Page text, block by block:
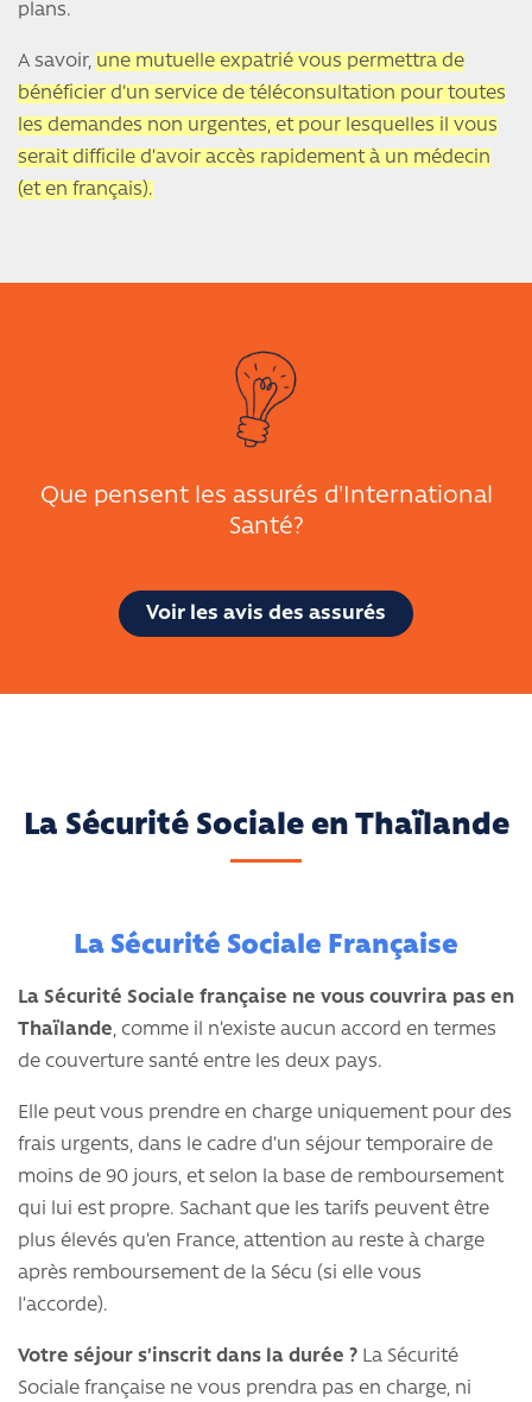
plans.
A savoir, une mutuelle expatrié vous permettra de
bénéficier d’un service de téléconsultation pour toutes
les demandes non urgentes, et pour lesquelles il vous
serait difficile d’avoir accès rapidement à un médecin
(et en français).
Que pensent les assurés d'International
Santé?
Voir les avis des assurés
La Sécurité Sociale en Thaïlande
La Sécurité Sociale Française
La Sécurité Sociale française ne vous couvrira pas en
Thaïlande, comme il n’existe aucun accord en termes
de couverture santé entre les deux pays.
Elle peut vous prendre en charge uniquement pour des
frais urgents, dans le cadre d’un séjour temporaire de
moins de 90 jours, et selon la base de remboursement
qui lui est propre. Sachant que les tarifs peuvent être
plus élevés qu’en France, attention au reste à charge
après remboursement de la Sécu (si elle vous
l’accorde).
Votre séjour s’inscrit dans la durée ? La Sécurité
Sociale française ne vous prendra pas en charge, ni